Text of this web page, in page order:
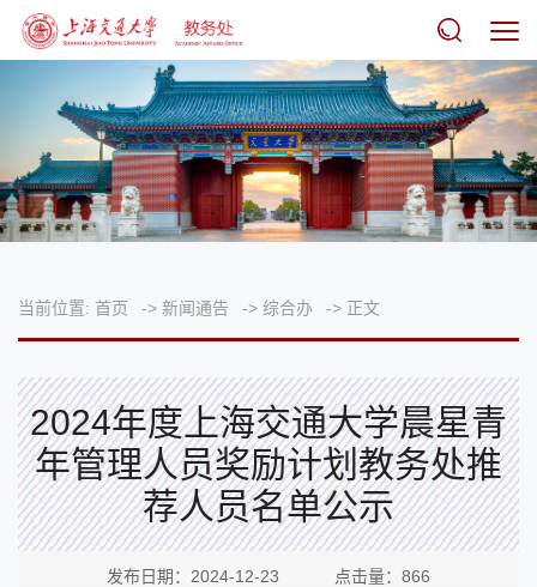
当前位置: 首页 -> 新闻通告 -> 综合办 -> 正文
2024年度上海交通大学晨星青
年管理人员奖励计划教务处推
荐人员名单公示
发布日期：2024-12-23 点击量： 866